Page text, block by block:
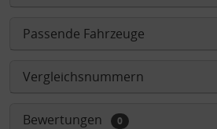
Passende Fahrzeuge
Vergleichsnummern
Bewertungen 0